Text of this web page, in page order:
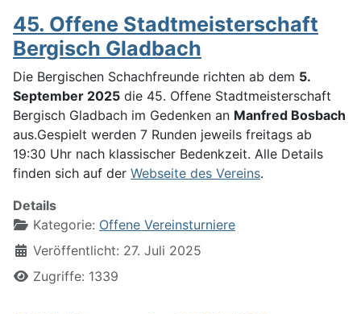
45. Offene Stadtmeisterschaft
Bergisch Gladbach
Die Bergischen Schachfreunde richten ab dem 5.
September 2025 die 45. Offene Stadtmeisterschaft
Bergisch Gladbach im Gedenken an Manfred Bosbach
aus.Gespielt werden 7 Runden jeweils freitags ab
19:30 Uhr nach klassischer Bedenkzeit. Alle Details
finden sich auf der Webseite des Vereins.
Details
Kategorie: Offene Vereinsturniere
Veröffentlicht: 27. Juli 2025
Zugriffe: 1339